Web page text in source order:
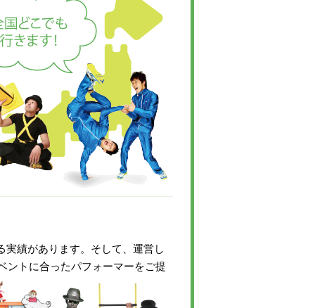
実績があります。そして、運営し
ントに合ったパフォーマーをご提